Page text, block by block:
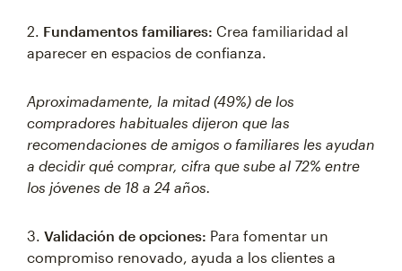
2. Fundamentos familiares: Crea familiaridad al
aparecer en espacios de confianza.
Aproximadamente, la mitad (49%) de los
compradores habituales dijeron que las
recomendaciones de amigos o familiares les ayudan
a decidir qué comprar, cifra que sube al 72% entre
los jóvenes de 18 a 24 años.
3. Validación de opciones: Para fomentar un
compromiso renovado, ayuda a los clientes a